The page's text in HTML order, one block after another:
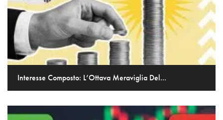
Interesse Composto: L’Ottava Meraviglia Del...